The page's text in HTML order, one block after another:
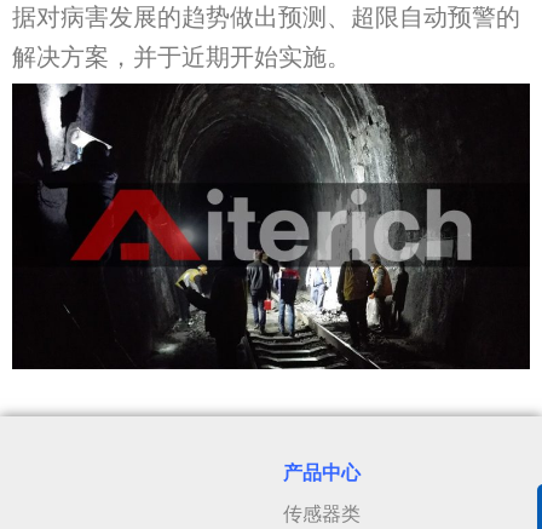
据对病害发展的趋势做出预测、超限自动预警的
解决方案，并于近期开始实施。
产品中心
传感器类